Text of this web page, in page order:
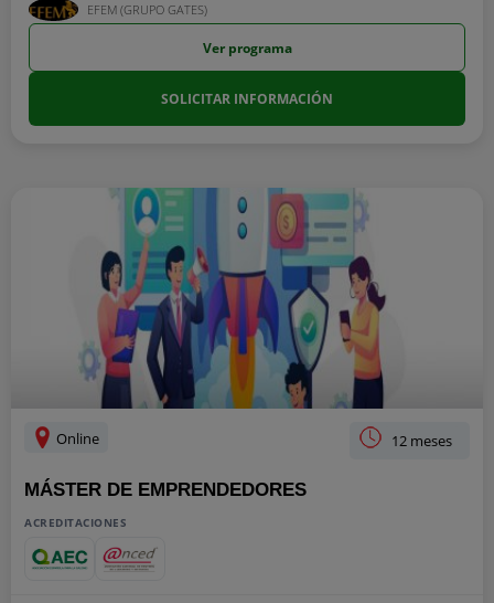
EFEM (GRUPO GATES)
Ver programa
SOLICITAR INFORMACIÓN
Online 12 meses
MÁSTER DE EMPRENDEDORES
ACREDITACIONES